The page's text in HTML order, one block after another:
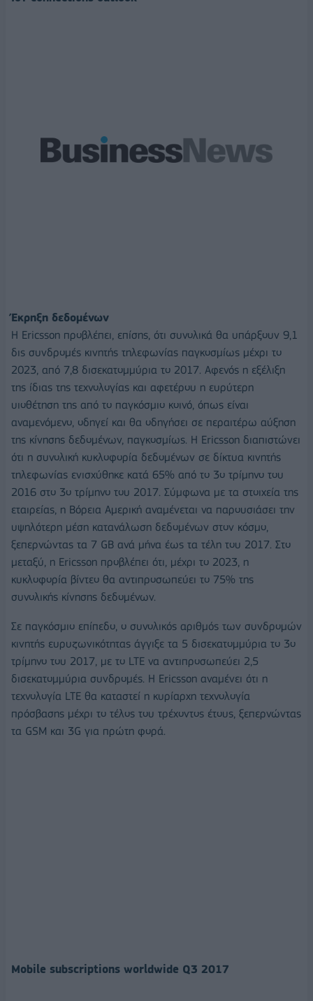
Έκρηξη δεδομένων
Η Εricsson προβλέπει, επίσης, ότι συνολικά θα υπάρξουν 9,1
δις συνδρομές κινητής τηλεφωνίας παγκοσμίως μέχρι το
2023, από 7,8 δισεκατομμύρια το 2017. Αφενός η εξέλιξη
της ίδιας της τεχνολογίας και αφετέρου η ευρύτερη
υιοθέτηση της από το παγκόσμιο κοινό, όπως είναι
αναμενόμενο, οδηγεί και θα οδηγήσει σε περαιτέρω αύξηση
της κίνησης δεδομένων, παγκοσμίως. Η Ericsson διαπιστώνει
ότι η συνολική κυκλοφορία δεδομένων σε δίκτυα κινητής
τηλεφωνίας ενισχύθηκε κατά 65% από το 3ο τρίμηνο του
2016 στο 3ο τρίμηνο του 2017. Σύμφωνα με τα στοιχεία της
εταιρείας, η Βόρεια Αμερική αναμένεται να παρουσιάσει την
υψηλότερη μέση κατανάλωση δεδομένων στον κόσμο,
ξεπερνώντας τα 7 GB ανά μήνα έως τα τέλη του 2017. Στο
μεταξύ, η Ericsson προβλέπει ότι, μέχρι το 2023, η
κυκλοφορία βίντεο θα αντιπροσωπεύει το 75% της
συνολικής κίνησης δεδομένων.
Σε παγκόσμιο επίπεδο, ο συνολικός αριθμός των συνδρομών
κινητής ευρυζωνικότητας άγγιξε τα 5 δισεκατομμύρια το 3ο
τρίμηνο του 2017, με το LTE να αντιπροσωπεύει 2,5
δισεκατομμύρια συνδρομές. Η Ericsson αναμένει ότι η
τεχνολογία LTE θα καταστεί η κυρίαρχη τεχνολογία
πρόσβασης μέχρι το τέλος του τρέχοντος έτους, ξεπερνώντας
τα GSM και 3G για πρώτη φορά.
Mobile subscriptions worldwide Q3 2017